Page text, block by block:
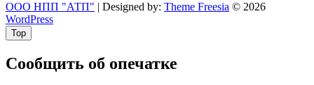
ООО НПП "АТП" | Designed by: Theme Freesia © 2026
WordPress
Top
Сообщить об опечатке